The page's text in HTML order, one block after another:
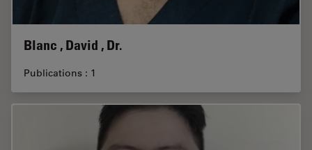
Blanc , David , Dr.
Publications : 1